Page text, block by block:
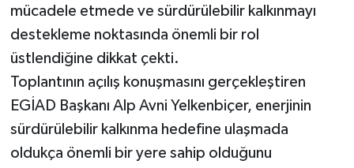
mücadele etmede ve sürdürülebilir kalkınmayı
destekleme noktasında önemli bir rol
üstlendiğine dikkat çekti.
Toplantının açılış konuşmasını gerçekleştiren
EGİAD Başkanı Alp Avni Yelkenbiçer, enerjinin
sürdürülebilir kalkınma hedefine ulaşmada
oldukça önemli bir yere sahip olduğunu